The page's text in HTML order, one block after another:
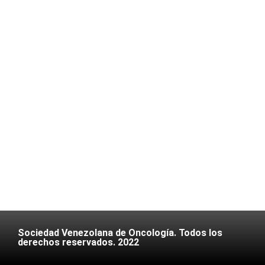
Sociedad Venezolana de Oncología. Todos los
derechos reservados. 2022